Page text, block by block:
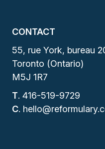
CONTACT
55, rue York, bureau
Toronto (Ontario)
M5J 1R7
T. 416-519-9729
C.